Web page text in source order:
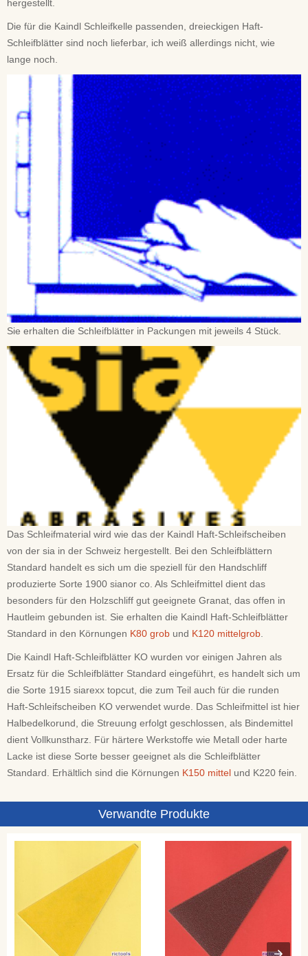
hergestellt.
Die für die Kaindl Schleifkelle passenden, dreieckigen Haft-
Schleifblätter sind noch lieferbar, ich weiß allerdings nicht, wie
lange noch.
Sie erhalten die Schleifblätter in Packungen mit jeweils 4 Stück.
Das Schleifmaterial wird wie das der Kaindl Haft-Schleifscheiben
von der sia in der Schweiz hergestellt. Bei den Schleifblättern
Standard handelt es sich um die speziell für den Handschliff
produzierte Sorte 1900 sianor co. Als Schleifmittel dient das
besonders für den Holzschliff gut geeignete Granat, das offen in
Hautleim gebunden ist. Sie erhalten die Kaindl Haft-Schleifblätter
Standard in den Körnungen K80 grob und K120 mittelgrob
Die Kaindl Haft-Schleifblätter KO wurden vor einigen Jahren als
Ersatz für die Schleifblätter Standard eingeführt, es handelt sich um
die Sorte 1915 siarexx topcut, die zum Teil auch für die runden
Haft-Schleifscheiben KO verwendet wurde. Das Schleifmittel ist hier
Halbedelkorund, die Streuung erfolgt geschlossen, als Bindemittel
dient Vollkunstharz. Für härtere Werkstoffe wie Metall oder harte
Lacke ist diese Sorte besser geeignet als die Schleifblätter
Standard. Erhältlich sind die Körnungen K150 mittel und K220 fein.
Verwandte Produkte